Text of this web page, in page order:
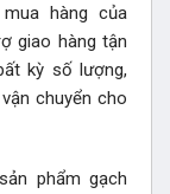
hàng của
giao hàng tận
kỳ số lượng,
chuyển cho
phẩm gạch